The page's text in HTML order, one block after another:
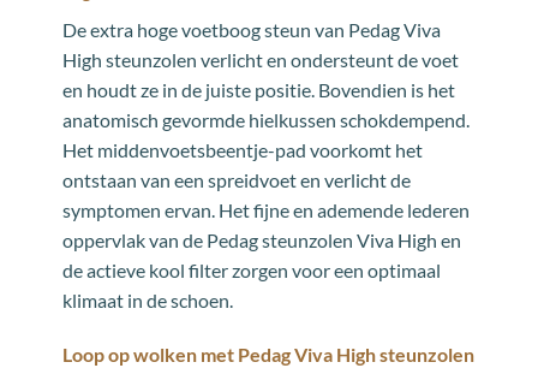
De extra hoge voetboog steun van Pedag Viva
High steunzolen verlicht en ondersteunt de voet
en houdt ze in de juiste positie. Bovendien is het
anatomisch gevormde hielkussen schokdempend.
Het middenvoetsbeentje-pad voorkomt het
ontstaan van een spreidvoet en verlicht de
symptomen ervan. Het fijne en ademende lederen
oppervlak van de Pedag steunzolen Viva High en
de actieve kool filter zorgen voor een optimaal
klimaat in de schoen.
Loop op wolken met Pedag Viva High steunzolen